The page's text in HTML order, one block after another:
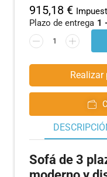
915,18 €
Plazo de entrega 1
Sofá de 3